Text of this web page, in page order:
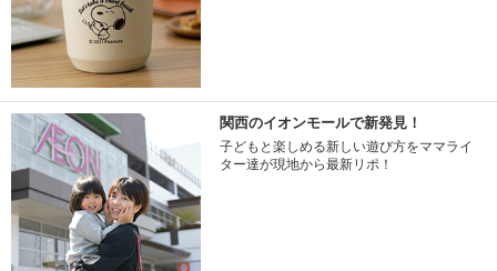
関西のイオンモールで新発見！
子どもと楽しめる新しい遊び方をママライ
ター達が現地から最新リポ！